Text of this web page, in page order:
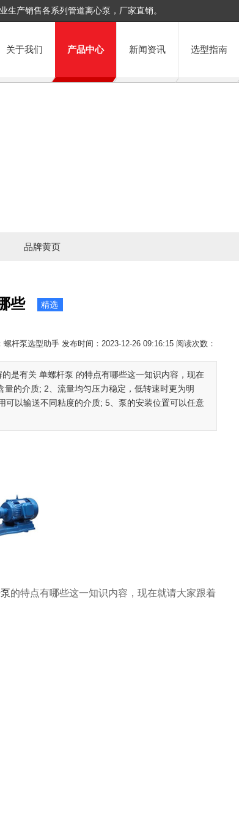
生产销售各系列管道离心泵，厂家直销。
关于我们 产品中心 新闻资讯 选型指南
品牌黄页
些 精选
杆泵选型助手 发布时间：2023-12-26 09:16:15 阅读次数：
是有关 单螺杆泵 的特点有哪些这一知识内容，现在
的介质; 2、流量均匀压力稳定，低转速时更为明
可以输送不同粘度的介质; 5、泵的安装位置可以任意
的特点有哪些这一知识内容，现在就请大家跟着